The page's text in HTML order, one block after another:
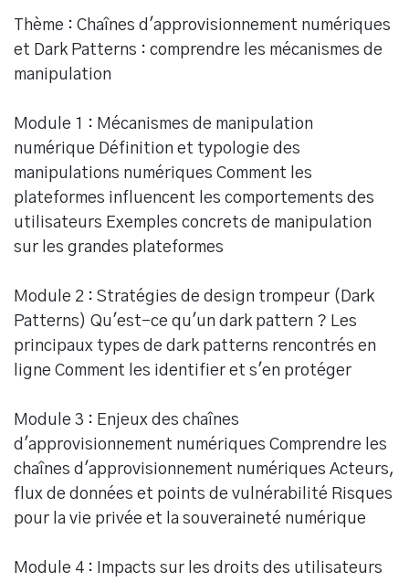
Thème : Chaînes d'approvisionnement numériques
et Dark Patterns : comprendre les mécanismes de
manipulation
Module 1 : Mécanismes de manipulation
numérique Définition et typologie des
manipulations numériques Comment les
plateformes influencent les comportements des
utilisateurs Exemples concrets de manipulation
sur les grandes plateformes
Module 2 : Stratégies de design trompeur (Dark
Patterns) Qu'est-ce qu'un dark pattern ? Les
principaux types de dark patterns rencontrés en
ligne Comment les identifier et s'en protéger
Module 3 : Enjeux des chaînes
d'approvisionnement numériques Comprendre les
chaînes d'approvisionnement numériques Acteurs,
flux de données et points de vulnérabilité Risques
pour la vie privée et la souveraineté numérique
Module 4 : Impacts sur les droits des utilisateurs